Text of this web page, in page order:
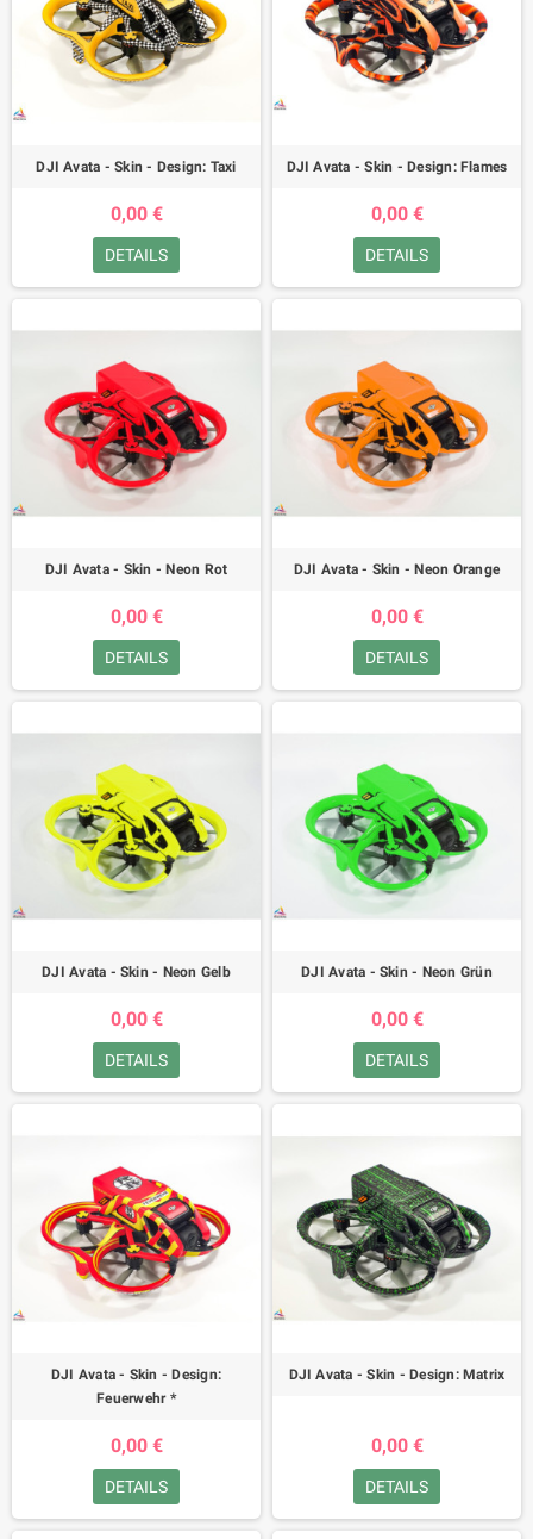
DJI Avata - Skin - Design: Taxi
0,00 €
DETAILS
DJI Avata - Skin - Design: Flames
0,00 €
DETAILS
DJI Avata - Skin - Neon Rot
0,00 €
DETAILS
DJI Avata - Skin - Neon Orange
0,00 €
DETAILS
DJI Avata - Skin - Neon Gelb
0,00 €
DETAILS
DJI Avata - Skin - Neon Grün
0,00 €
DETAILS
DJI Avata - Skin - Design:
Feuerwehr *
0,00 €
DETAILS
DJI Avata - Skin - Design: Matrix
0,00 €
DETAILS